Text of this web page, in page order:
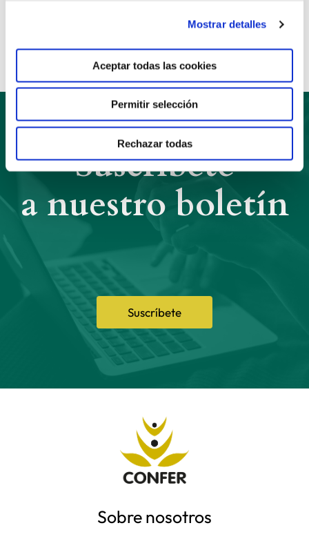
Mostrar detalles
Aceptar todas las cookies
Permitir selección
Rechazar todas
Suscríbete
Suscríbete
a nuestro boletín
Sobre nosotros